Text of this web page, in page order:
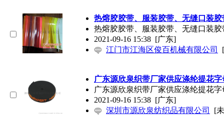
热熔胶胶带、服装胶带、无缝口装胶
热熔胶胶带、服装胶带、无缝口装胶
2021-09-16 15:38 [广东]
江门市江海区俊百机械有限公司
广东源欣泉织带厂家供应涤纶提花
广东源欣泉织带厂家供应涤纶提花
2021-09-16 15:38 [广东]
深圳市源欣泉纺织品有限公司
[